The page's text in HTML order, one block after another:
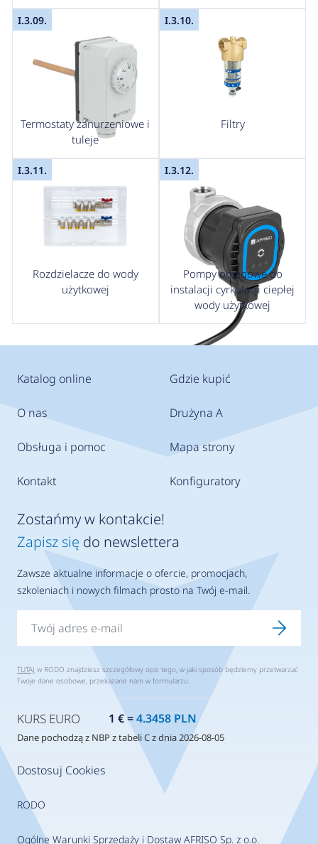
I.3.09.
Termostaty zanurzeniowe i
tuleje
I.3.10.
Filtry
I.3.11.
Rozdzielacze do wody
użytkowej
I.3.12.
Pompy obiegowe do
instalacji cyrkulacji ciepłej
wody użytkowej
Katalog online
O nas
Obsługa i pomoc
Kontakt
Gdzie kupić
Drużyna A
Mapa strony
Konfiguratory
Dostosuj Cookies
RODO
Ogólne Warunki Sprzedaży i Dostaw AFRISO Sp. z o.o.
Zostańmy w kontakcie!
Zapisz się do newslettera
Zawsze aktualne informacje o ofercie, promocjach,
szkoleniach i nowych filmach prosto na Twój e-mail.
TUTAJ w RODO znajdziesz szczegółowy opis tego, w jaki sposób będziemy przetwarzać
Twoje dane osobowe, przekazane nam w formularzu.
KURS EURO 1 € =4.3458 PLN
Dane pochodzą z NBP z tabeli C z dnia 2026-08-05